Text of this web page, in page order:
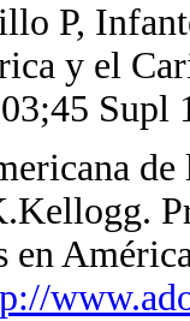
P,
y el
Supl
en